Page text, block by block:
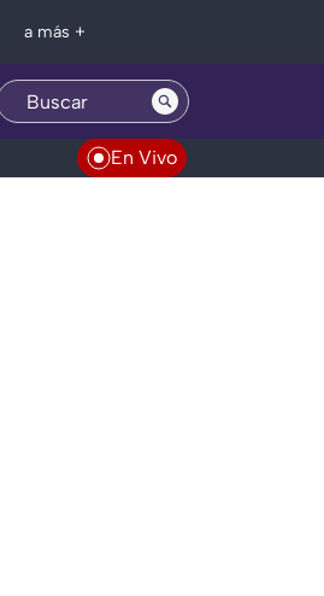
a más +
En Vivo